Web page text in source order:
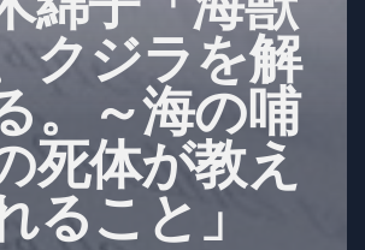
クジラを解
。～海の哺
死体が教え
ること」